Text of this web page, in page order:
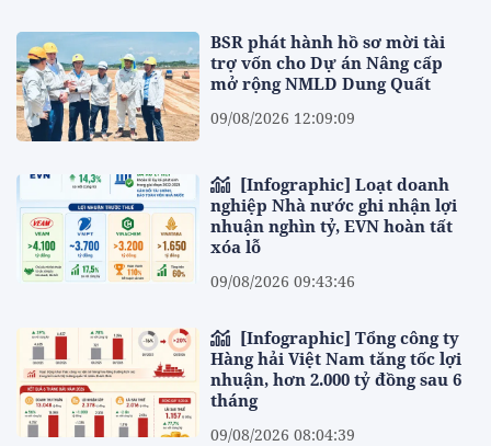
BSR phát hành hồ sơ mời tài
trợ vốn cho Dự án Nâng cấp
mở rộng NMLD Dung Quất
09/08/2026 12:09:09
nghiệp Nhà nước ghi nhận lợi
nhuận nghìn tỷ, EVN hoàn tất
xóa lỗ
09/08/2026 09:43:46
Hàng hải Việt Nam tăng tốc lợi
nhuận, hơn 2.000 tỷ đồng sau 6
tháng
09/08/2026 08:04:39